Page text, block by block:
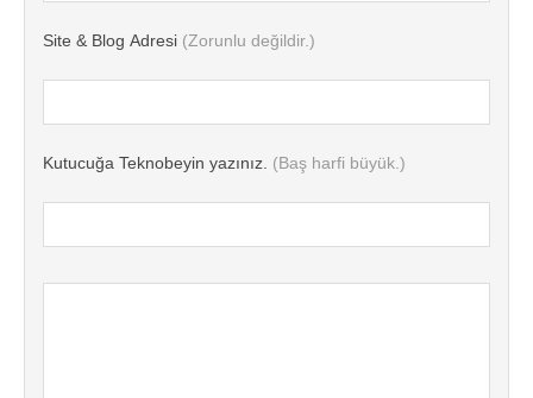
Site & Blog Adresi (Zorunlu değildir.)
Kutucuğa Teknobeyin yazınız. (Baş harfi büyük.)